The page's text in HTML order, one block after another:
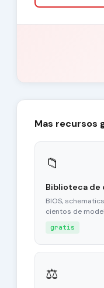
Mas recursos
📁
Biblioteca de
BIOS,
cientos de
gratis
⚖